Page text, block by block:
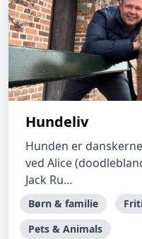
Hundeliv
Hunden er
ved Alice
Jack Ru...
Børn & familie
Pets & Animals